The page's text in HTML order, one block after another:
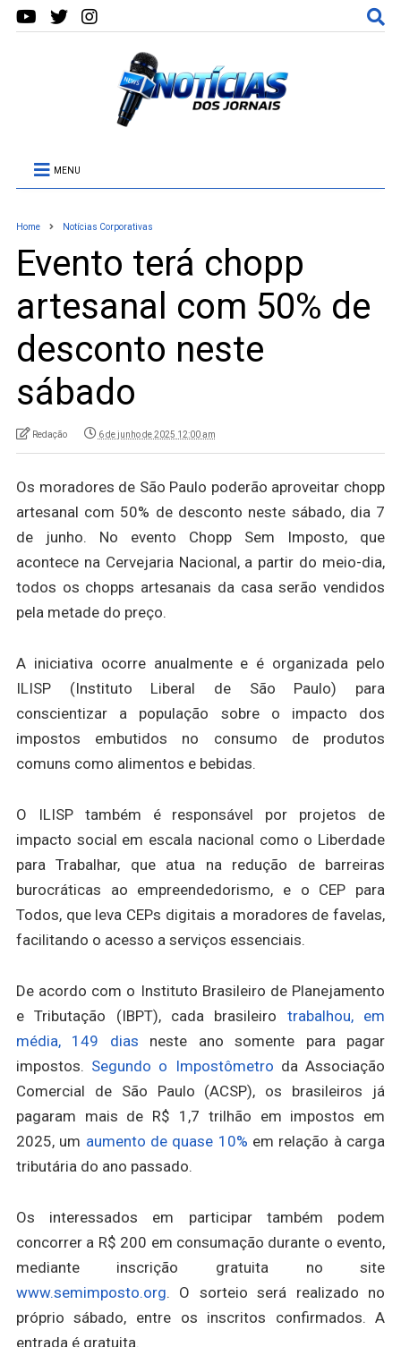
MENU
Home Notícias Corporativas
Evento terá chopp
artesanal com 50% de
desconto neste
sábado
Redação 6 de junho de 2025 12:00 am
Os moradores de São Paulo poderão aproveitar chopp
artesanal com 50% de desconto neste sábado, dia 7
de junho. No evento Chopp Sem Imposto, que
acontece na Cervejaria Nacional, a partir do meio-dia,
todos os chopps artesanais da casa serão vendidos
pela metade do preço.
A iniciativa ocorre anualmente e é organizada pelo
ILISP (Instituto Liberal de São Paulo) para
conscientizar a população sobre o impacto dos
impostos embutidos no consumo de produtos
comuns como alimentos e bebidas.
O ILISP também é responsável por projetos de
impacto social em escala nacional como o Liberdade
para Trabalhar, que atua na redução de barreiras
burocráticas ao empreendedorismo, e o CEP para
Todos, que leva CEPs digitais a moradores de favelas,
facilitando o acesso a serviços essenciais.
De acordo com o Instituto Brasileiro de Planejamento
e Tributação (IBPT), cada brasileiro trabalhou, em
média, 149 dias neste ano somente para pagar
impostos. Segundo o Impostômetro da Associação
Comercial de São Paulo (ACSP), os brasileiros já
pagaram mais de R$ 1,7 trilhão em impostos em
2025, um aumento de quase 10% em relação à carga
tributária do ano passado.
Os interessados em participar também podem
concorrer a R$ 200 em consumação durante o evento,
mediante inscrição gratuita no site
www.semimposto.org. O sorteio será realizado no
próprio sábado, entre os inscritos confirmados. A
entrada é gratuita.